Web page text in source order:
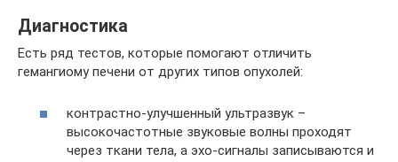
Диагностика
Есть ряд тестов, которые помогают отличить
гемангиому печени от других типов опухолей:
контрастно-улучшенный ультразвук –
высокочастотные звуковые волны проходят
через ткани тела, а эхо-сигналы записываются и